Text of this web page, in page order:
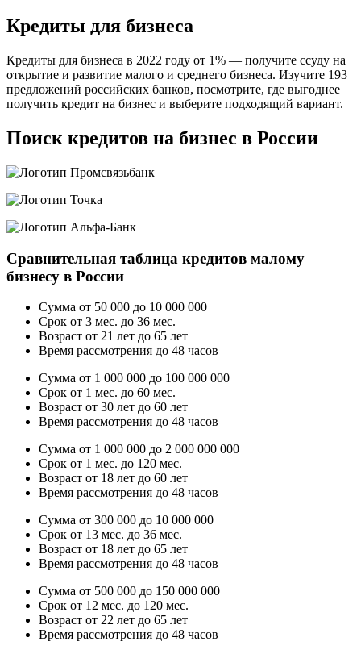
Кредиты для бизнеса
Кредиты для бизнеса в 2022 году от 1% — получите ссуду на
открытие и развитие малого и среднего бизнеса. Изучите 193
предложений российских банков, посмотрите, где выгоднее
получить кредит на бизнес и выберите подходящий вариант.
Поиск кредитов на бизнес в России
Сравнительная таблица кредитов малому
бизнесу в России
Сумма от 50 000 до 10 000 000
Срок от 3 мес. до 36 мес.
Возраст от 21 лет до 65 лет
Время рассмотрения до 48 часов
Сумма от 1 000 000 до 100 000 000
Срок от 1 мес. до 60 мес.
Возраст от 30 лет до 60 лет
Время рассмотрения до 48 часов
Сумма от 1 000 000 до 2 000 000 000
Срок от 1 мес. до 120 мес.
Возраст от 18 лет до 60 лет
Время рассмотрения до 48 часов
Сумма от 300 000 до 10 000 000
Срок от 13 мес. до 36 мес.
Возраст от 18 лет до 65 лет
Время рассмотрения до 48 часов
Сумма от 500 000 до 150 000 000
Срок от 12 мес. до 120 мес.
Возраст от 22 лет до 65 лет
Время рассмотрения до 48 часов